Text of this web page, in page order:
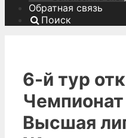
Обратная связь
Поиск
6-й тур
Высшая